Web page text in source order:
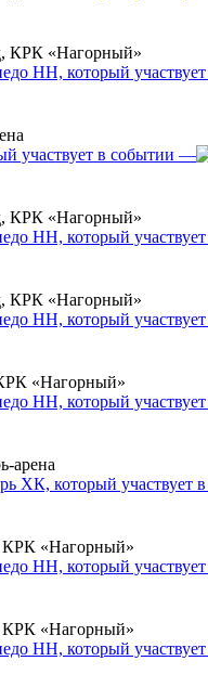
КРК «Нагорный»
—
КРК «Нагорный»
КРК «Нагорный»
«Нагорный»
арена
«Нагорный»
«Нагорный»